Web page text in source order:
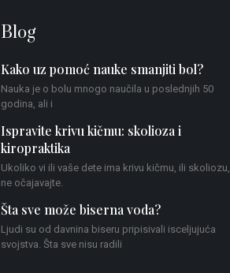
Blog
Kako uz pomoć nauke smanjiti bol?
Nauka je o bolu mnogo naučila u poslednjih 50
godina, ali i
Ispravite krivu kičmu: skolioza i
kiropraktika
Ukoliko vi ili vaše dete ima krivu kičmu, ili skoliozu,
ne očajavajte.
Šta sve može biserna voda?
Ljudi su od davnina biseru pripisivali isceljujuća
svojstva. Šta sve nisu radili